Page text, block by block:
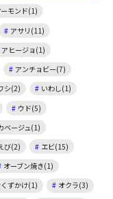
ーモンド(1)
アサリ(11)
アヒージョ(1)
アンチョビー(7)
シ(2)
いわし(1)
ウド(5)
ベージュ(1)
び(2)
エビ(15)
オーブン焼き(1)
ずかけ(1)
オクラ(3)